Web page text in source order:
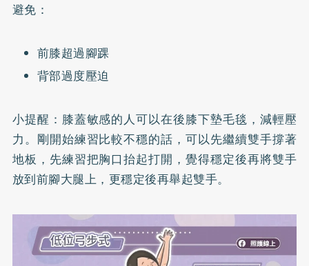
避免：
前膝超過腳踝
背部過度壓迫
小提醒：膝蓋敏感的人可以在後膝下墊毛毯，減輕壓
力。剛開始練習比較不穩的話，可以先繼續雙手撐著
地板，先練習把胸口抬起打開，覺得穩定後再將雙手
放到前腳大腿上，更穩定後再舉起雙手。